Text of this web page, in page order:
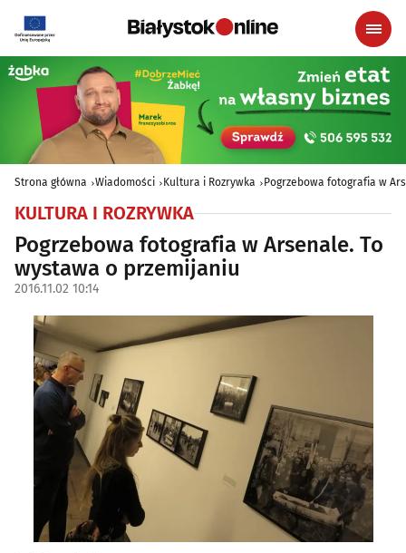
Strona główna Wiadomości Kultura i Rozrywka Pogrzebowa fotografia w
KULTURA I ROZRYWKA
Pogrzebowa fotografia w Arsenale. To
wystawa o przemijaniu
2016.11.02 10:14